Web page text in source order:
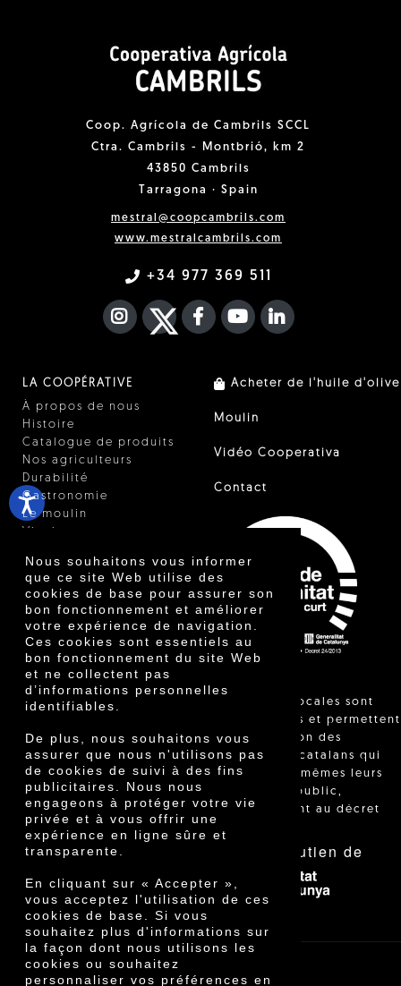
Nous souhaitons vous informer
que ce site Web utilise des
cookies de base pour assurer son
bon fonctionnement et améliorer
votre expérience de navigation.
Ces cookies sont essentiels au
bon fonctionnement du site Web
et ne collectent pas
d’informations personnelles
identifiables.
De plus, nous souhaitons vous
assurer que nous n'utilisons pas
de cookies de suivi à des fins
publicitaires. Nous nous
engageons à protéger votre vie
privée et à vous offrir une
expérience en ligne sûre et
transparente.
En cliquant sur « Accepter »,
vous acceptez l'utilisation de ces
cookies de base. Si vous
souhaitez plus d'informations sur
la façon dont nous utilisons les
cookies ou souhaitez
personnaliser vos préférences en
Coop. Agrícola de Cambrils SCCL
Ctra. Cambrils - Montbrió, km 2
43850 Cambrils
Tarragona · Spain
mestral@coopcambrils.com
www.mestralcambrils.com
+34 977 369 511
INSTAGRAM
TWITTER
FACEBOOK F
YOUTUBEFA LINKEDIN
LA COOPÉRATIVE
À propos de nous
Histoire
Catalogue de produits
Nos agriculteurs
Durabilité
Gastronomie
Le moulin
Certificats
Prix
Innovation
Acheter de l'huile d'olive
Moulin
Vidéo Cooperativa
Contact
"Les ventes locales sont
réglementées et permettent
l'identification des
agriculteurs catalans qui
vendent eux-mêmes leurs
produits au public,
conformément au décret
24/2013."
Avec le soutien de